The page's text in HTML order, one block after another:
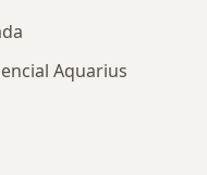
Aquarius